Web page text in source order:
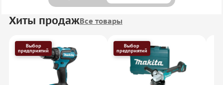
Хиты продажВсе товары
Выбор
предприятий
Выбор
предприятий